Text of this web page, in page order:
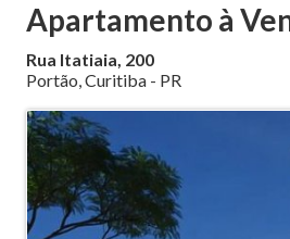
Apartamento à
Rua Itatiaia, 200
Portão,Curitiba - PR